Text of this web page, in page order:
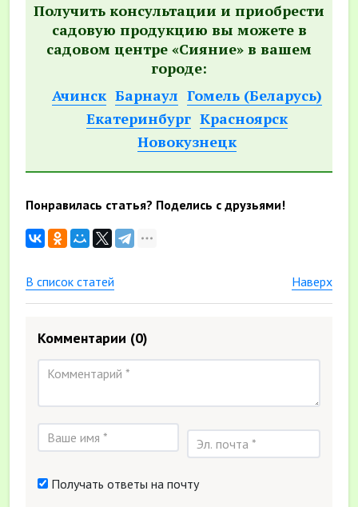
Получить консультации и приобрести
садовую продукцию вы можете в
садовом центре «Сияние» в вашем
городе:
Ачинск Барнаул Гомель (Беларусь)
Екатеринбург Красноярск
Новокузнецк
Понравилась статья? Поделись с друзьями!
В список статей Наверх
Комментарии (0)
Получать ответы на почту